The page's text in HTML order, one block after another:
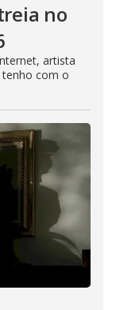
no
artista
tenho com o